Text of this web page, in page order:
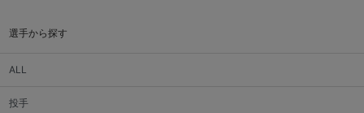
選手から探す
ALL
投手